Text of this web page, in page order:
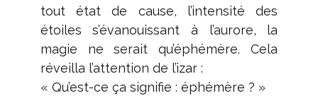
tout état de cause, l’intensité des
étoiles s’évanouissant à l’aurore, la
magie ne serait qu’éphémère. Cela
réveilla l’attention de l’izar :
« Qu’est-ce ça signifie : éphémère ? »